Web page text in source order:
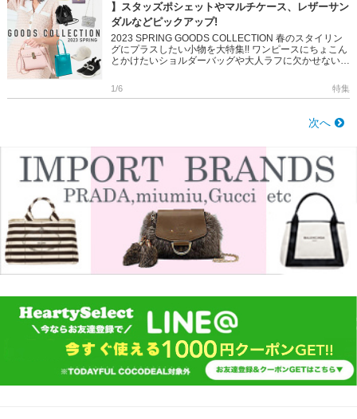
】スタッズポシェットやマルチケース、レザーサン
ダルなどピックアップ!
2023 SPRING GOODS COLLECTION 春のスタイリン
グにプラスしたい小物を大特集!! ワンピースにちょこん
とかけたいショルダーバッグや大人ラフに欠かせないフ
1/6 特集
次へ